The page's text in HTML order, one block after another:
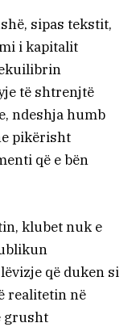
sipas tekstit,
i kapitalit
të shtrenjtë
ndeshja humb
pikërisht
që e bën
klubet nuk e
që duken si
realitetin në
grusht